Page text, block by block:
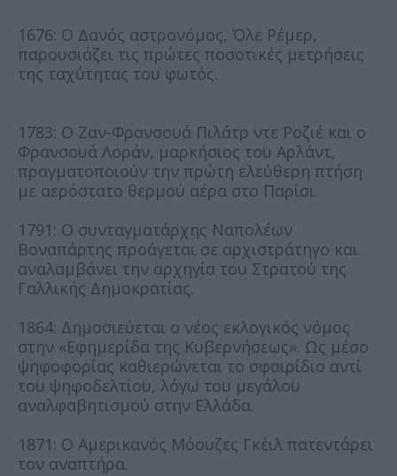
1676: Ο Δανός αστρονόμος, Όλε Ρέμερ,
παρουσιάζει τις πρώτες ποσοτικές μετρήσεις
της ταχύτητας του φωτός.
1783: Ο Ζαν-Φρανσουά Πιλάτρ ντε Ροζιέ και ο
Φρανσουά Λοράν, μαρκήσιος του Αρλάντ,
πραγματοποιούν την πρώτη ελεύθερη πτήση
με αερόστατο θερμού αέρα στο Παρίσι.
1791: Ο συνταγματάρχης Ναπολέων
Βοναπάρτης προάγεται σε αρχιστράτηγο και
αναλαμβάνει την αρχηγία του Στρατού της
Γαλλικής Δημοκρατίας.
1864: Δημοσιεύεται ο νέος εκλογικός νόμος
στην «Εφημερίδα της Κυβερνήσεως». Ως μέσο
ψηφοφορίας καθιερώνεται το σφαιρίδιο αντί
του ψηφοδελτίου, λόγω του μεγάλου
αναλφαβητισμού στην Ελλάδα.
1871: Ο Αμερικανός Μόουζες Γκέιλ πατεντάρει
τον αναπτήρα.